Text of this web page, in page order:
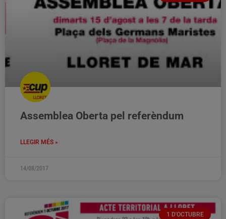
Assemblea Oberta pel referèndum
LLEGIR MÉS »
14/08/2017
1 D'OCTUBRE